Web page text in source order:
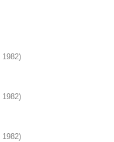
1982)
1982)
1982)